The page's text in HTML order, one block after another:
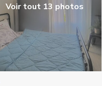
Voir tout 13 photos